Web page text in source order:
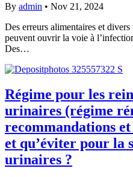
By admin • Nov 21, 2024
Des erreurs alimentaires et
peuvent ouvrir la voie à
Des…
Régime pour les
urinaires (régime
recommandations
et qu’éviter pour la
urinaires ?